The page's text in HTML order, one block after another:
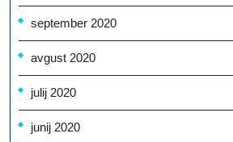
september 2020
avgust 2020
julij 2020
junij 2020